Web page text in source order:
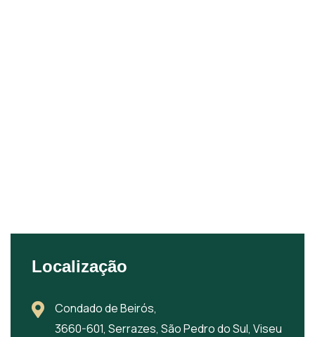
Localização
Condado de Beirós,
3660-601, Serrazes, São Pedro do Sul, Viseu